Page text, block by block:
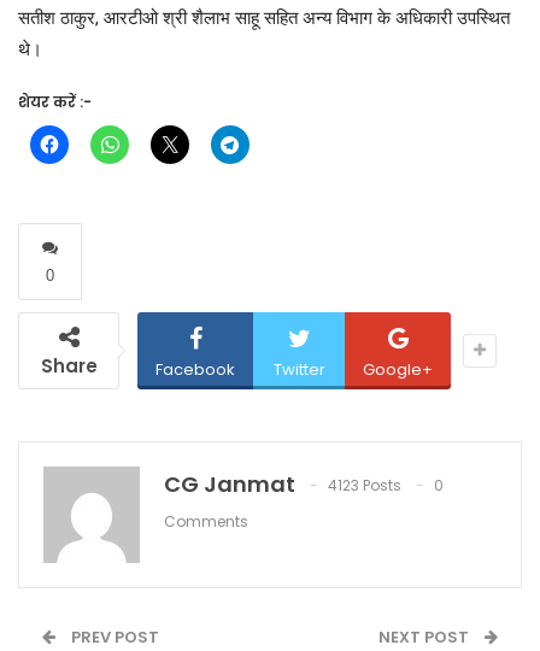
सतीश ठाकुर, आरटीओ श्री शैलाभ साहू सहित अन्य विभाग के अधिकारी उपस्थित
थे।
शेयर करें :-
0
Share Facebook Twitter Google+
CG Janmat 4123 Posts
0
Comments
PREV POST NEXT POST